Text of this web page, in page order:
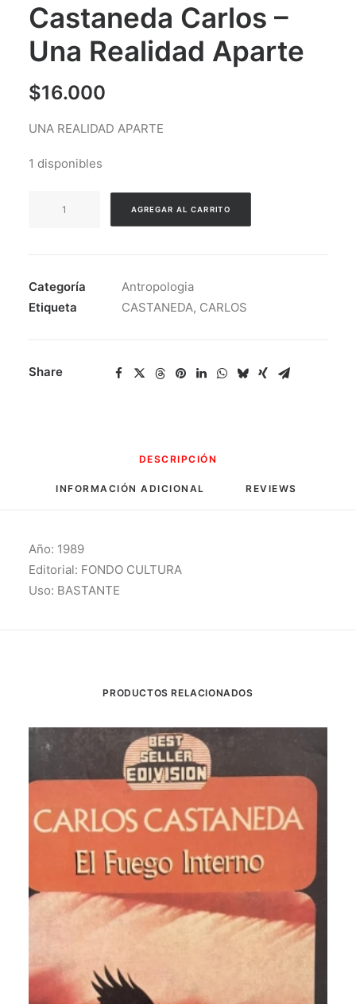
Castaneda Carlos –
Una Realidad Aparte
$16.000
UNA REALIDAD APARTE
1 disponibles
Realidad
Aparte
AGREGAR AL CARRITO
Categoría
Antropologia
Etiqueta
CASTANEDA, CARLOS
Share
DESCRIPCIÓN
INFORMACIÓN ADICIONAL REVIEWS
Año: 1989
Editorial: FONDO CULTURA
Uso: BASTANTE
PRODUCTOS RELACIONADOS